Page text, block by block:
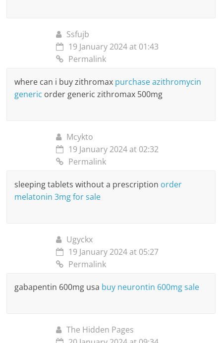
Ssfujb
19 January 2024 at 01:43
Permalink
where can i buy zithromax purchase azithromycin
generic order generic zithromax 500mg
Mcykto
19 January 2024 at 02:32
Permalink
sleeping tablets without a prescription order
melatonin 3mg for sale
Ugyckx
19 January 2024 at 05:27
Permalink
gabapentin 600mg usa buy neurontin 600mg sale
The Hidden Pages